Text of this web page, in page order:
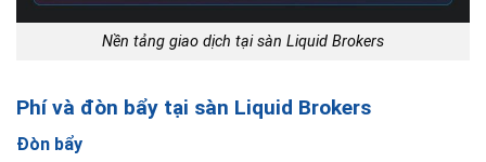
Nền tảng giao dịch tại sàn Liquid Brokers
Phí và đòn bẩy tại sàn Liquid Brokers
Đòn bẩy